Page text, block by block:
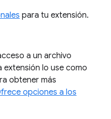
para tu extensión.
a un archivo
extensión lo use como
obtener más
opciones a los